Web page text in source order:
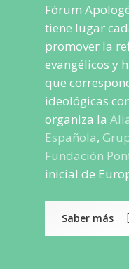
Fórum
tiene lugar
promover la
evangélicos y
que
ideológicas
organiza la
Española,
Fundación
inicial de
Saber más